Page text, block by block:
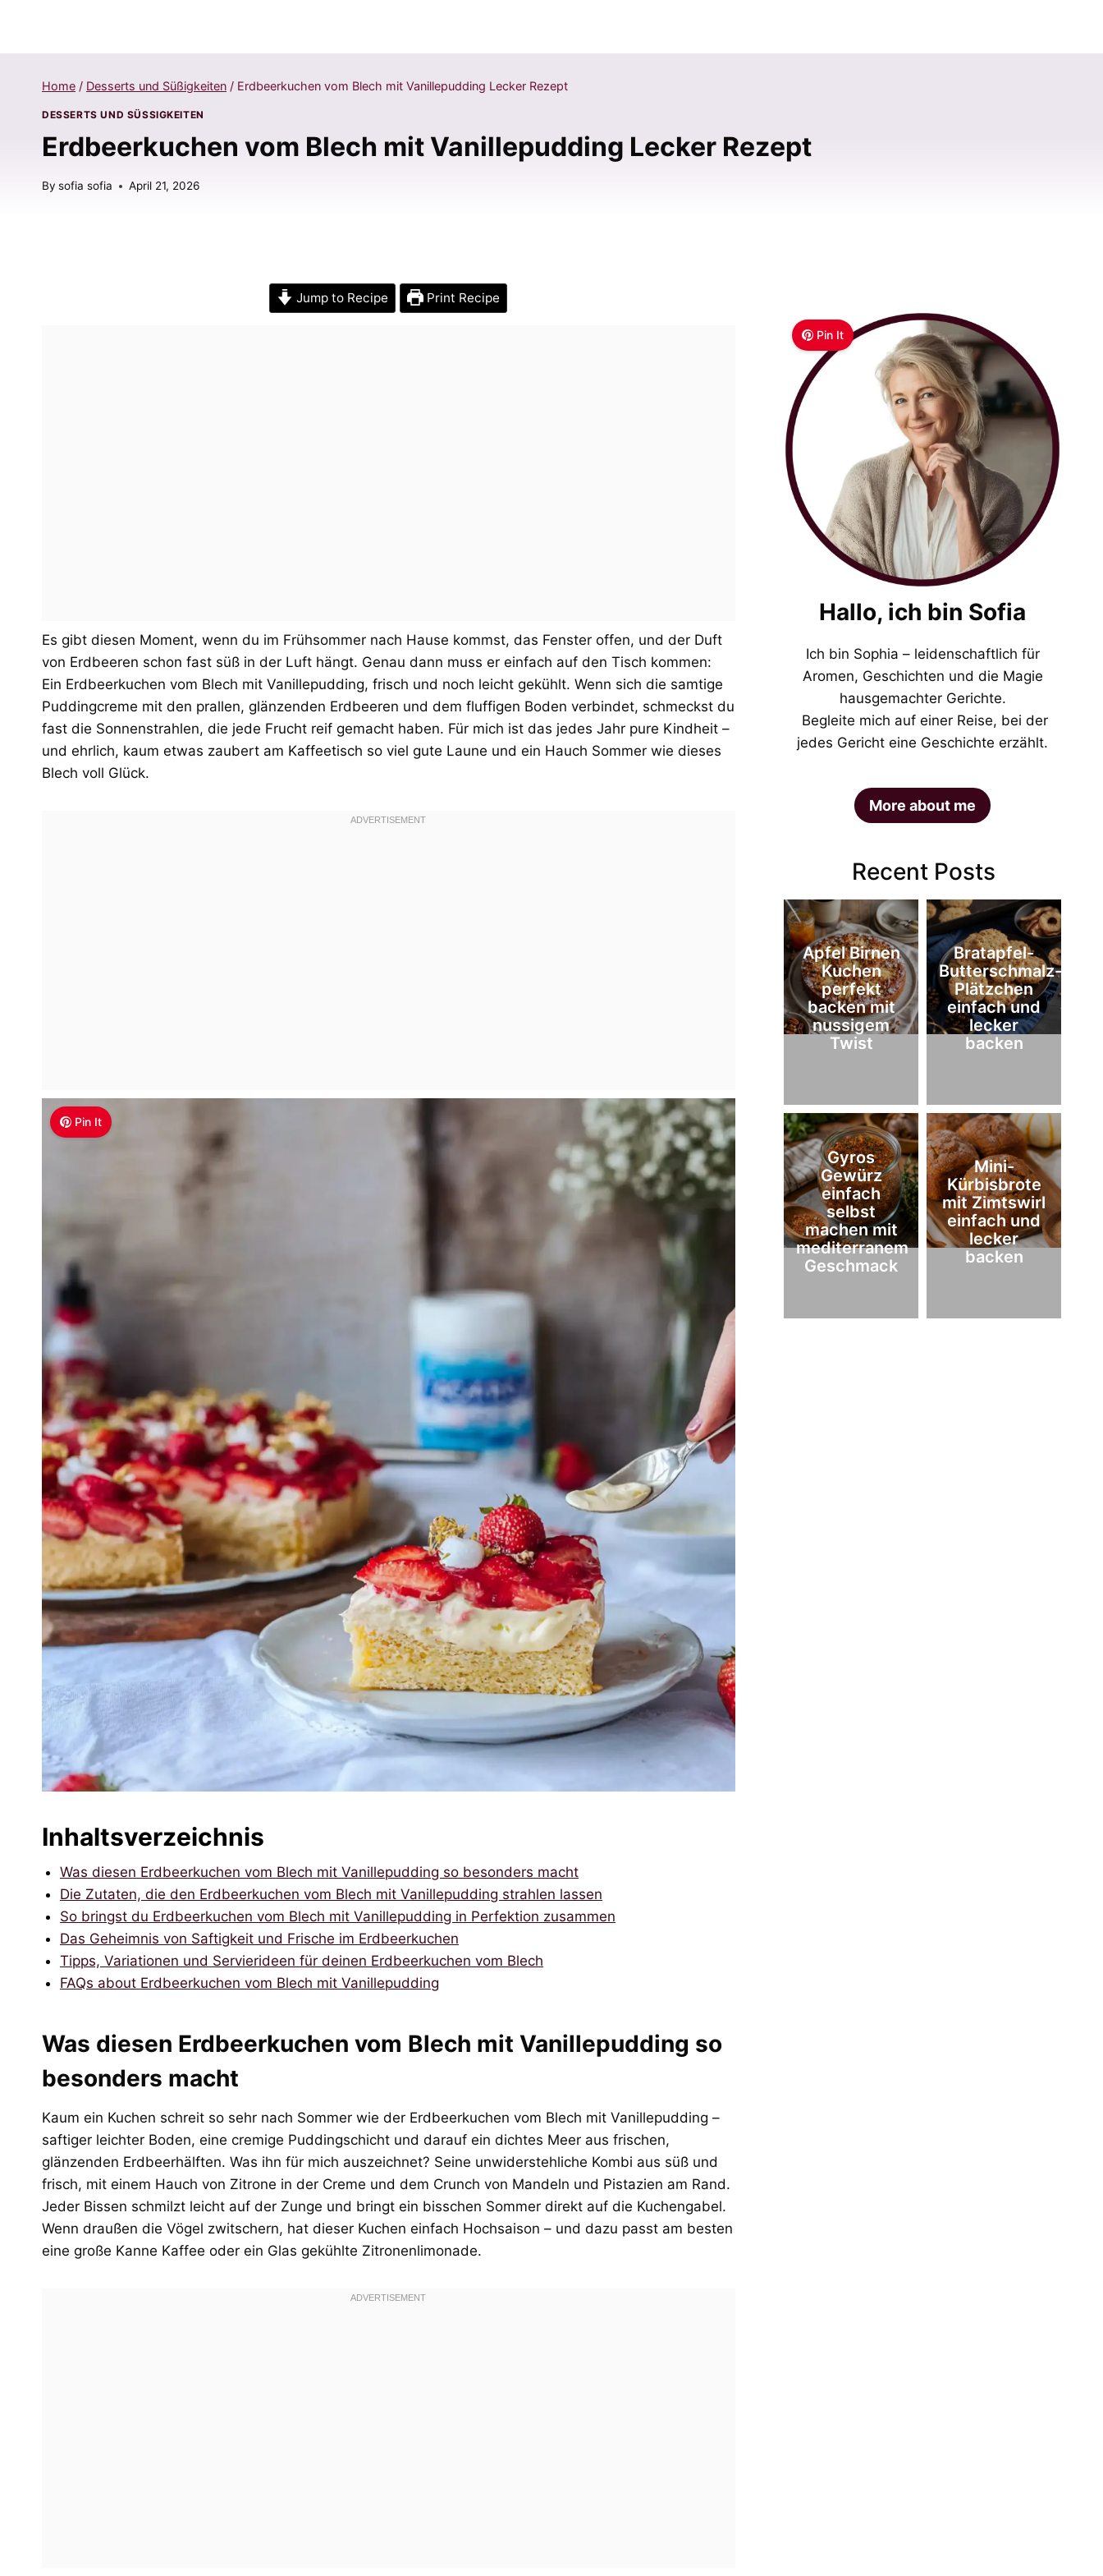
Home / Desserts und Süßigkeiten / Erdbeerkuchen vom Blech mit Vanillepudding Lecker Rezept
DESSERTS UND SÜSSIGKEITEN
Erdbeerkuchen vom Blech mit Vanillepudding Lecker Rezept
By sofia sofia April 21, 2026
Jump to Recipe Print Recipe
Es gibt diesen Moment, wenn du im Frühsommer nach Hause kommst, das Fenster offen, und der Duft
von Erdbeeren schon fast süß in der Luft hängt. Genau dann muss er einfach auf den Tisch kommen:
Ein Erdbeerkuchen vom Blech mit Vanillepudding, frisch und noch leicht gekühlt. Wenn sich die samtige
Puddingcreme mit den prallen, glänzenden Erdbeeren und dem fluffigen Boden verbindet, schmeckst du
fast die Sonnenstrahlen, die jede Frucht reif gemacht haben. Für mich ist das jedes Jahr pure Kindheit –
und ehrlich, kaum etwas zaubert am Kaffeetisch so viel gute Laune und ein Hauch Sommer wie dieses
Blech voll Glück.
Pin It
Inhaltsverzeichnis
Was diesen Erdbeerkuchen vom Blech mit Vanillepudding so besonders macht
Die Zutaten, die den Erdbeerkuchen vom Blech mit Vanillepudding strahlen lassen
So bringst du Erdbeerkuchen vom Blech mit Vanillepudding in Perfektion zusammen
Das Geheimnis von Saftigkeit und Frische im Erdbeerkuchen
Tipps, Variationen und Servierideen für deinen Erdbeerkuchen vom Blech
FAQs about Erdbeerkuchen vom Blech mit Vanillepudding
Was diesen Erdbeerkuchen vom Blech mit Vanillepudding so
besonders macht
Kaum ein Kuchen schreit so sehr nach Sommer wie der Erdbeerkuchen vom Blech mit Vanillepudding –
saftiger leichter Boden, eine cremige Puddingschicht und darauf ein dichtes Meer aus frischen,
glänzenden Erdbeerhälften. Was ihn für mich auszeichnet? Seine unwiderstehliche Kombi aus süß und
frisch, mit einem Hauch von Zitrone in der Creme und dem Crunch von Mandeln und Pistazien am Rand.
Jeder Bissen schmilzt leicht auf der Zunge und bringt ein bisschen Sommer direkt auf die Kuchengabel.
Wenn draußen die Vögel zwitschern, hat dieser Kuchen einfach Hochsaison – und dazu passt am besten
eine große Kanne Kaffee oder ein Glas gekühlte Zitronenlimonade.
Pin It
Hallo, ich bin Sofia
Ich bin Sophia – leidenschaftlich für
Aromen, Geschichten und die Magie
hausgemachter Gerichte.
Begleite mich auf einer Reise, bei der
jedes Gericht eine Geschichte erzählt.
More about me
Recent Posts
Apfel Birnen
Kuchen
perfekt
backen mit
nussigem
Twist
Bratapfel-
Butterschmalz-
Plätzchen
einfach und
lecker
backen
Gyros
Gewürz
einfach
selbst
machen mit
mediterranem
Geschmack
Mini-
Kürbisbrote
mit Zimtswirl
einfach und
lecker
backen